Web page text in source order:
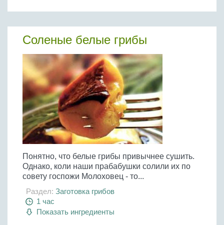
Крупы
Соленые белые грибы
Понятно, что белые грибы привычнее сушить.
Однако, коли наши прабабушки солили их по
совету госпожи Молоховец - то...
Раздел: Заготовка грибов
1 час
Показать ингредиенты